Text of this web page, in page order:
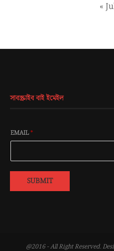
«
সাবস্ক্রাইব বাই ইমেইল
EMAIL*
SUBMIT
@2016 - All Right Reserved.